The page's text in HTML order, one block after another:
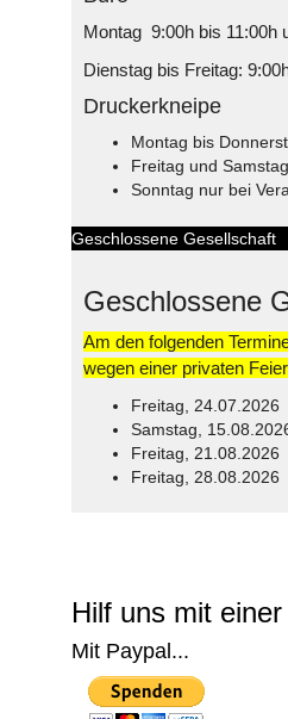
Montag 9:00h bis 11:00h
Dienstag bis Freitag:
Druckerkneipe
Montag bis
Freitag und
Sonntag nur bei
Geschlossene Gesellschaft
Geschlossene
Am den folgenden
wegen einer privaten
Freitag, 24.07.2026
Samstag,
Freitag, 21.08.2026
Freitag, 28.08.2026
Hilf uns mit
Mit Paypal...